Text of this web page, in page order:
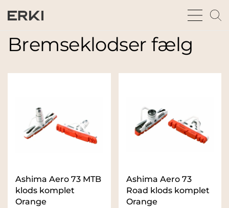
bars
Bremseklodser fælg
Ashima Aero 73 MTB
klods komplet
Orange
Ashima Aero 73
Road klods komplet
Orange